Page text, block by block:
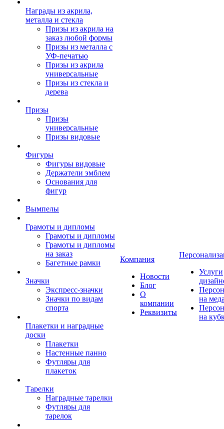
Награды из акрила,
металла и стекла
Призы из акрила на
заказ любой формы
Призы из металла с
УФ-печатью
Призы из акрила
универсальные
Призы из стекла и
дерева
Призы
Призы
универсальные
Призы видовые
Фигуры
Фигуры видовые
Держатели эмблем
Основания для
фигур
Вымпелы
Грамоты и дипломы
Грамоты и дипломы
Грамоты и дипломы
на заказ
Багетные рамки
Значки
Экспресс-значки
Значки по видам
спорта
Плакетки и наградные
доски
Плакетки
Настенные панно
Футляры для
плакеток
Тарелки
Наградные тарелки
Футляры для
тарелок
Компания
Новости
Блог
О
компании
Реквизиты
Услуги
на
на